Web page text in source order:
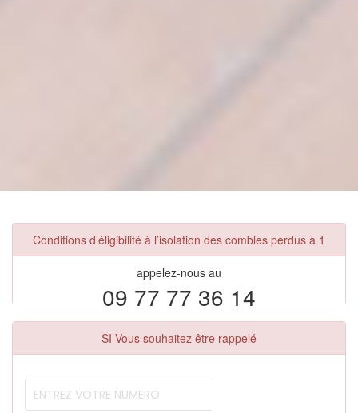
Conditions d’éligibilité à l’isolation des combles perdus à 1
appelez-nous au
09 77 77 36 14
SI Vous souhaitez être rappelé